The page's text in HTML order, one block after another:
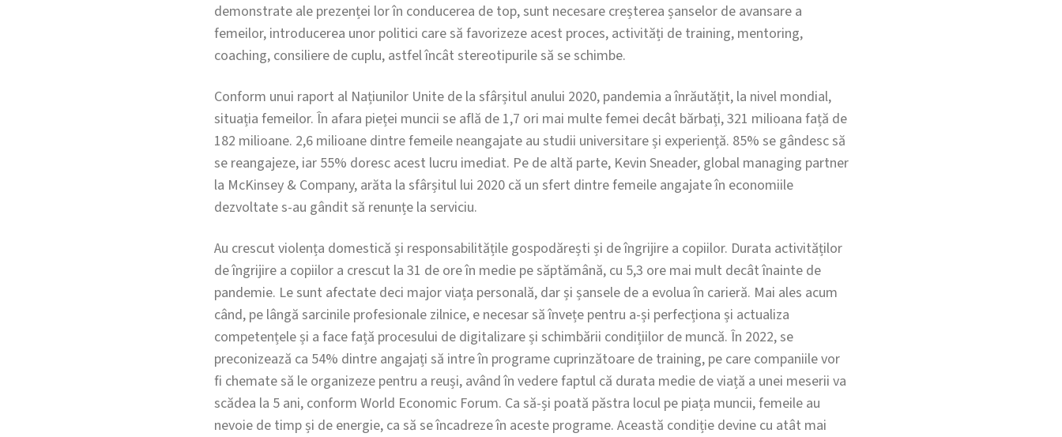
demonstrate ale prezenței lor în conducerea de top, sunt necesare creșterea șanselor de avansare a
femeilor, introducerea unor politici care să favorizeze acest proces, activități de training, mentoring,
coaching, consiliere de cuplu, astfel încât stereotipurile să se schimbe.
Conform unui raport al Națiunilor Unite de la sfârșitul anului 2020, pandemia a înrăutățit, la nivel mondial,
situația femeilor. În afara pieței muncii se află de 1,7 ori mai multe femei decât bărbați, 321 milioana față de
182 milioane. 2,6 milioane dintre femeile neangajate au studii universitare și experiență. 85% se gândesc să
se reangajeze, iar 55% doresc acest lucru imediat. Pe de altă parte, Kevin Sneader, global managing partner
la McKinsey & Company, arăta la sfârșitul lui 2020 că un sfert dintre femeile angajate în economiile
dezvoltate s-au gândit să renunțe la serviciu.
Au crescut violența domestică și responsabilitățile gospodărești și de îngrijire a copiilor. Durata activităților
de îngrijire a copiilor a crescut la 31 de ore în medie pe săptămână, cu 5,3 ore mai mult decât înainte de
pandemie. Le sunt afectate deci major viața personală, dar și șansele de a evolua în carieră. Mai ales acum
când, pe lângă sarcinile profesionale zilnice, e necesar să învețe pentru a-și perfecționa și actualiza
competențele și a face față procesului de digitalizare și schimbării condițiilor de muncă. În 2022, se
preconizează ca 54% dintre angajați să intre în programe cuprinzătoare de training, pe care companiile vor
fi chemate să le organizeze pentru a reuși, având în vedere faptul că durata medie de viață a unei meserii va
scădea la 5 ani, conform World Economic Forum. Ca să-și poată păstra locul pe piața muncii, femeile au
nevoie de timp și de energie, ca să se încadreze în aceste programe. Această condiție devine cu atât mai